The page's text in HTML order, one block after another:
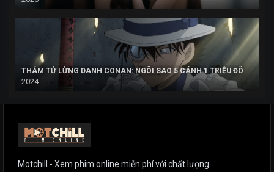
THÁM TỬ LỪNG DANH CONAN: NGÔI SAO 5 CÁNH 1 TRIỆU ĐÔ
2024
Motchill - Xem phim online miễn phí với chất lượng